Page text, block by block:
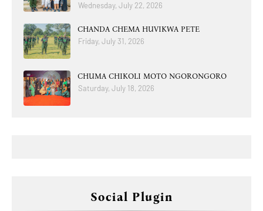
Wednesday, July 22, 2026
CHANDA CHEMA HUVIKWA PETE
Friday, July 31, 2026
CHUMA CHIKOLI MOTO NGORONGORO
Saturday, July 18, 2026
Social Plugin